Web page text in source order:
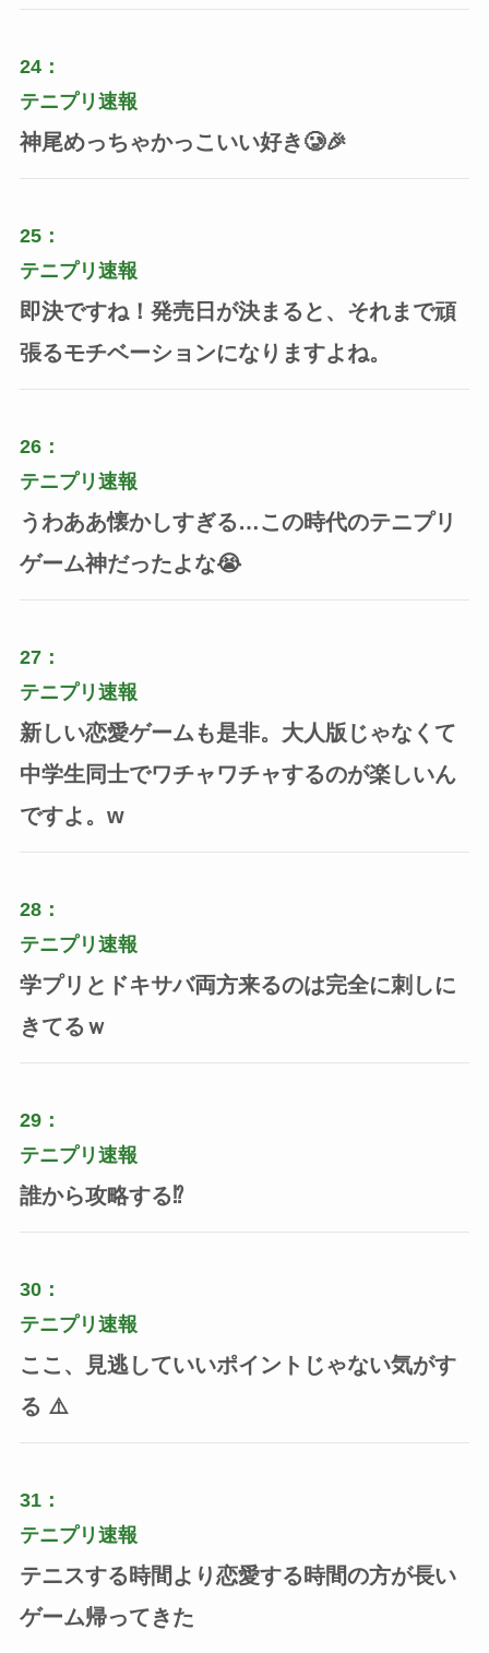
24：
テニプリ速報
神尾めっちゃかっこいい好き🥲🎉
25：
テニプリ速報
即決ですね！発売日が決まると、それまで頑
張るモチベーションになりますよね。
26：
テニプリ速報
うわああ懐かしすぎる…この時代のテニプリ
ゲーム神だったよな😭
27：
テニプリ速報
新しい恋愛ゲームも是非。大人版じゃなくて
中学生同士でワチャワチャするのが楽しいん
ですよ。w
28：
テニプリ速報
学プリとドキサバ両方来るのは完全に刺しに
きてるｗ
29：
テニプリ速報
誰から攻略する⁉️
30：
テニプリ速報
ここ、見逃していいポイントじゃない気がす
る ⚠️
31：
テニプリ速報
テニスする時間より恋愛する時間の方が長い
ゲーム帰ってきた